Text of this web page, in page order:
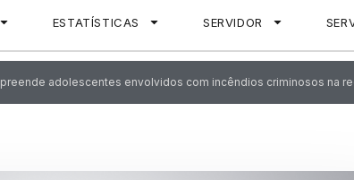
ESTATÍSTICAS SERVIDOR
adolescentes envolvidos com incêndios criminosos na